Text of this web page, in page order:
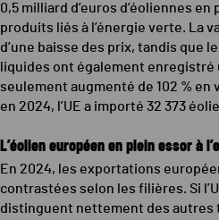
0,5 milliard d’euros d’éoliennes
produits liés à l’énergie verte.
La
d’une baisse des prix, tandis que
liquides ont également enregistré
seulement augmenté de 102 % en
en 2024, l’UE a importé 32 373
L’éolien européen en plein essor à
En 2024, les exportations
contrastées selon les filières. Si
distinguent nettement des autres